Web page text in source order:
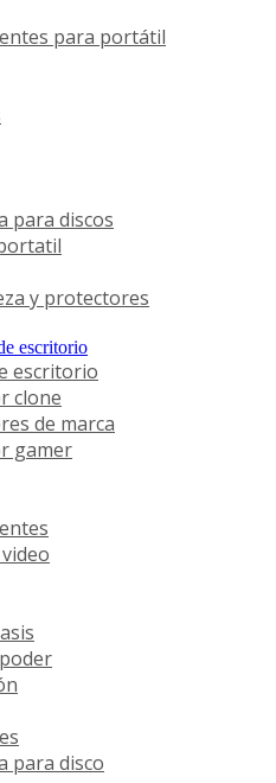
para portátil
para discos
y protectores
escritorio
escritorio
clone
de marca
gamer
para disco